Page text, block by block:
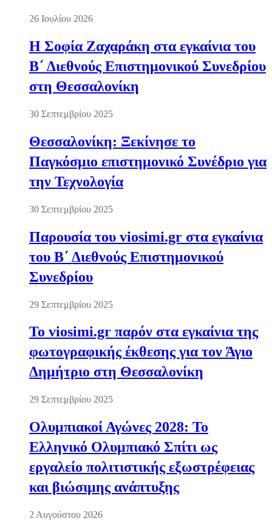
26 Ιουλίου 2026
Η Σοφία Ζαχαράκη στα εγκαίνια του
Β΄ Διεθνούς Επιστημονικού Συνεδρίου
στη Θεσσαλονίκη
30 Σεπτεμβρίου 2025
Θεσσαλονίκη: Ξεκίνησε το
Παγκόσμιο επιστημονικό Συνέδριο για
την Τεχνολογία
30 Σεπτεμβρίου 2025
Παρουσία του viosimi.gr στα εγκαίνια
του Β΄ Διεθνούς Επιστημονικού
Συνεδρίου
29 Σεπτεμβρίου 2025
Το viosimi.gr παρόν στα εγκαίνια της
φωτογραφικής έκθεσης για τον Άγιο
Δημήτριο στη Θεσσαλονίκη
29 Σεπτεμβρίου 2025
Ολυμπιακοί Αγώνες 2028: Το
Ελληνικό Ολυμπιακό Σπίτι ως
εργαλείο πολιτιστικής εξωστρέφειας
και βιώσιμης ανάπτυξης
2 Αυγούστου 2026